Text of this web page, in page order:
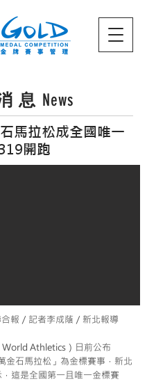
息 News
馬拉松成全國唯一
開跑
報／記者李成蔭／新北報導
World Athletics）日前公布
金石馬拉松」為金標賽事，新北
這是全國第一且唯一金標賽